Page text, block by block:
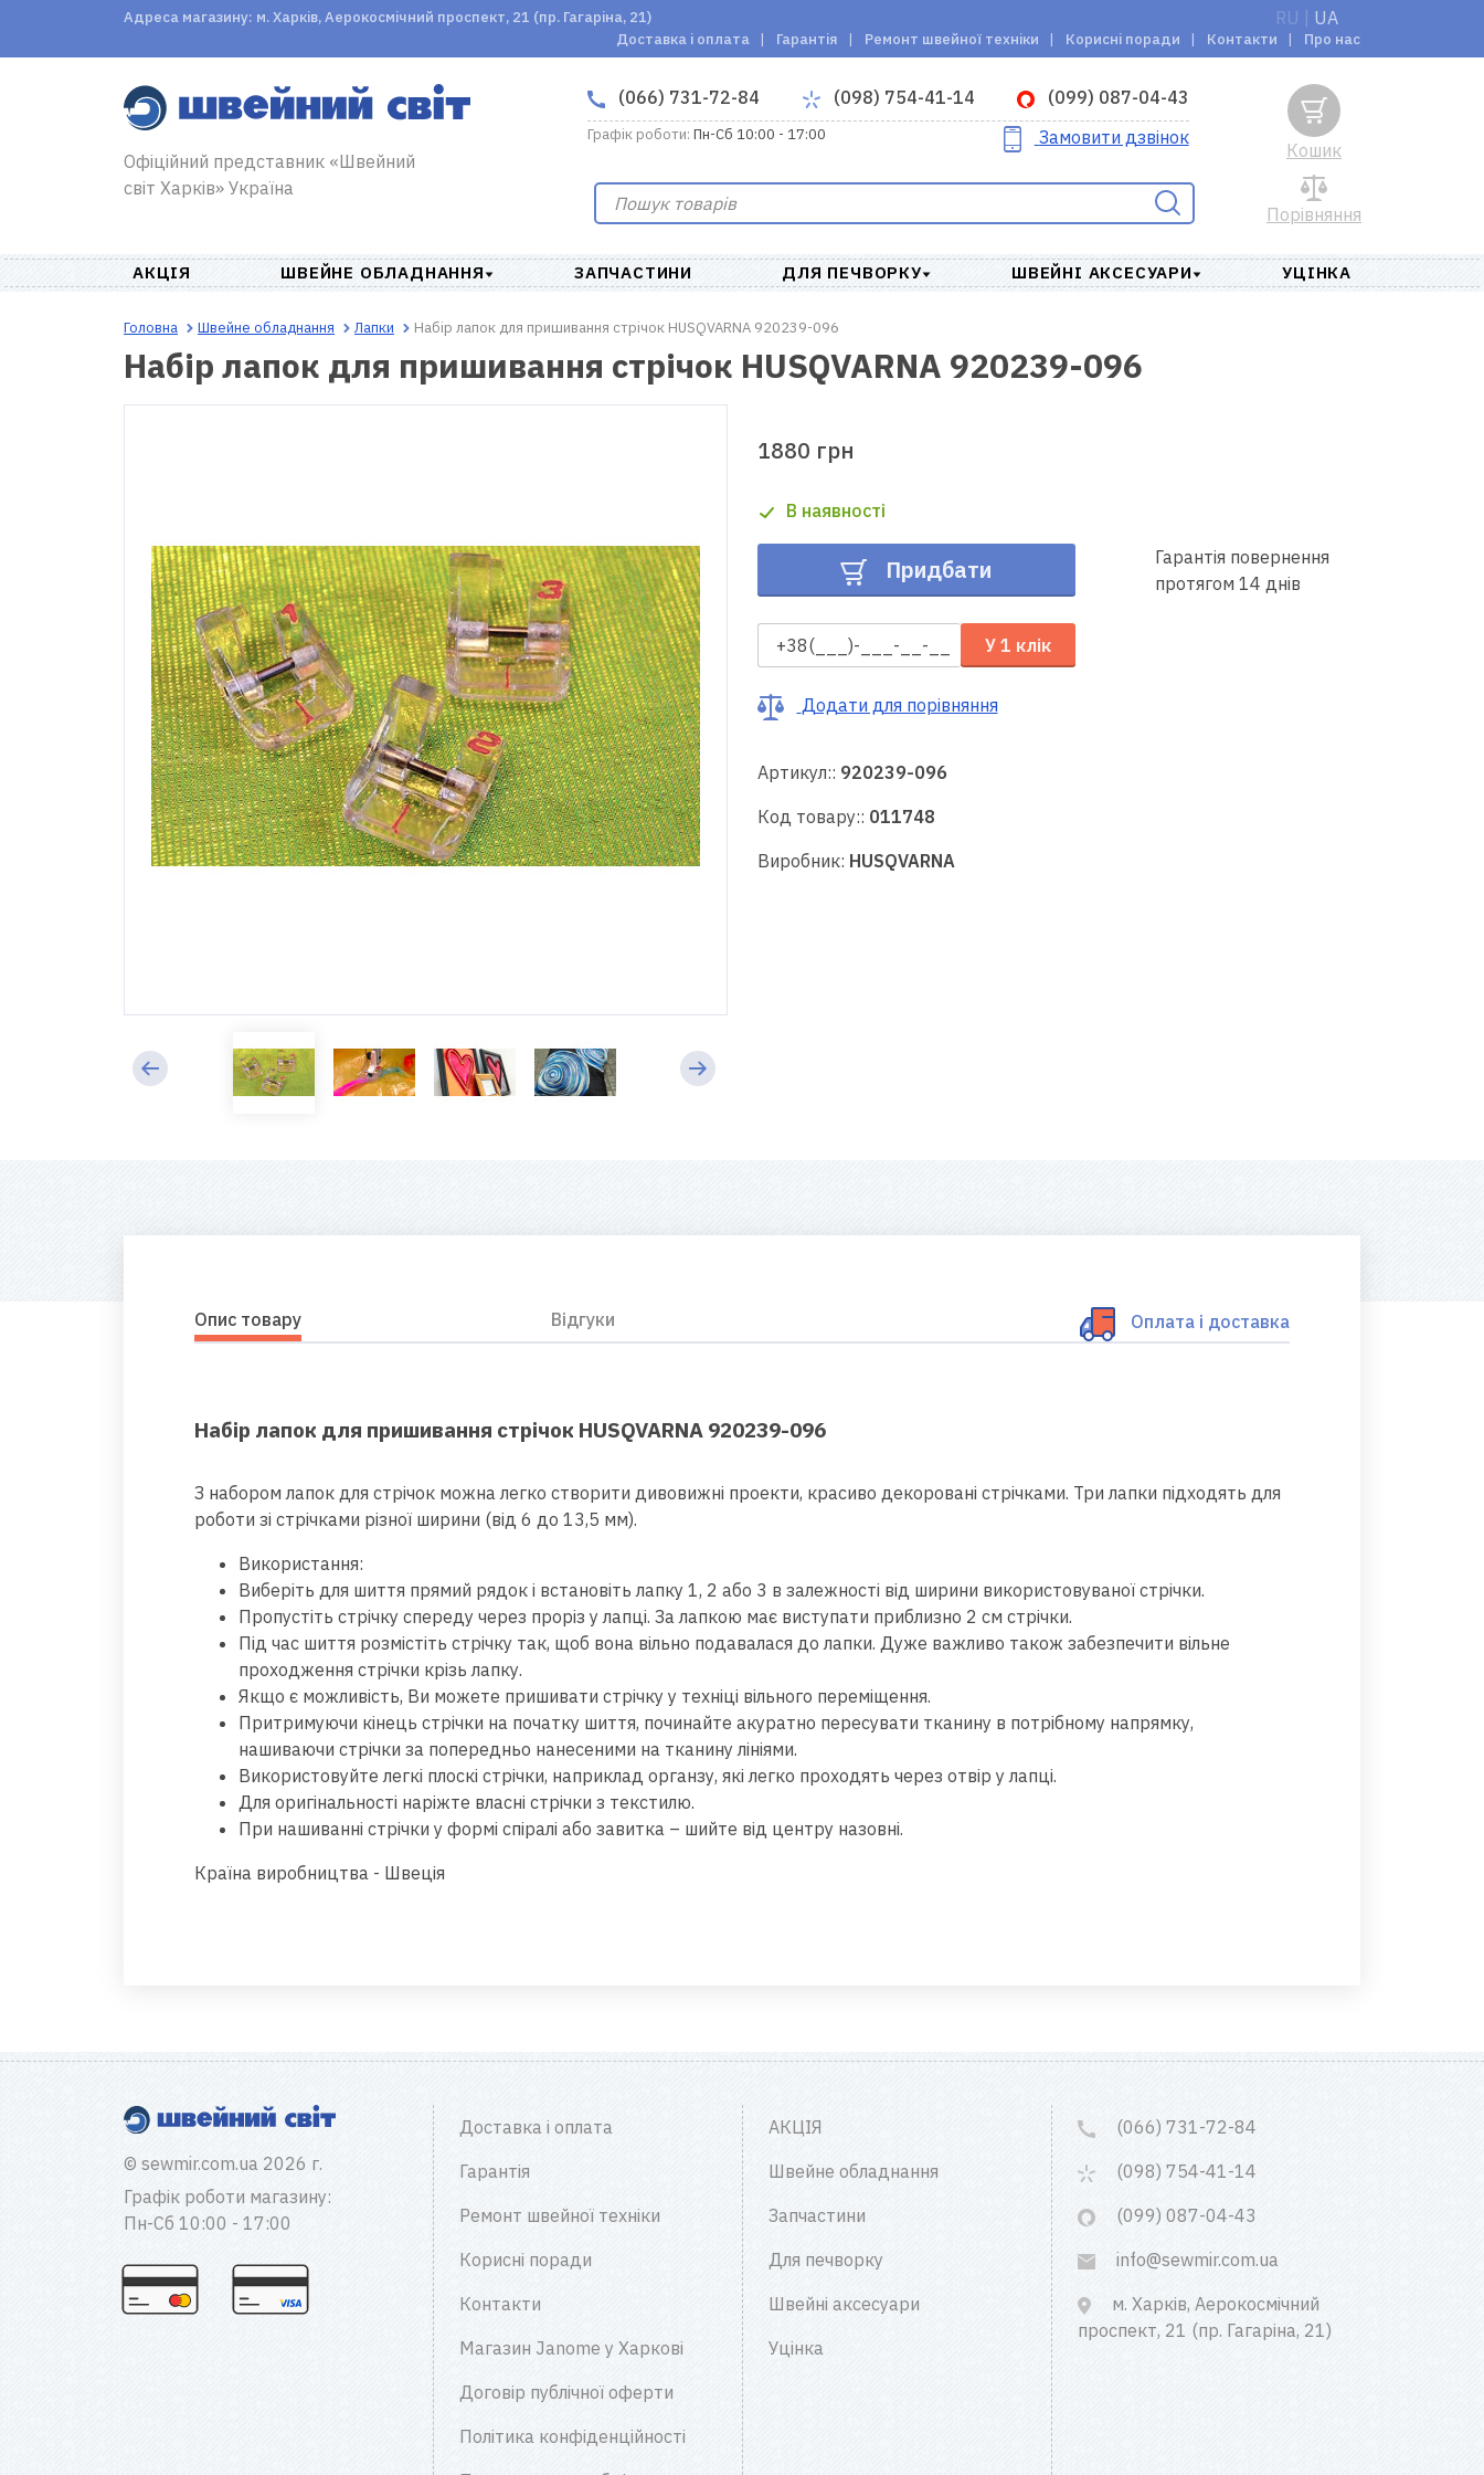
Адреса магазину: м. Харків, Аерокосмічний проспект, 21 (пр. Гагаріна, 21) RU UA
Доставка і оплата Гарантія Ремонт швейної техніки Корисні поради Контакти Про нас
Офіційний представник «Швейний
світ Харків» Україна
(066) 731-72-84 (098) 754-41-14 (099) 087-04-43
Графік роботи: Пн-Сб 10:00 - 17:00 Замовити дзвінок
Порівняння
Кошик
АКЦІЯ ШВЕЙНЕ ОБЛАДНАННЯ ЗАПЧАСТИНИ ДЛЯ ПЕЧВОРКУ ШВЕЙНІ АКСЕСУАРИ УЦІНКА
Головна Швейне обладнання Лапки Набір лапок для пришивання стрічок HUSQVARNA 920239-096
Набір лапок для пришивання стрічок HUSQVARNA 920239-096
1880 грн
В наявності
Придбати
У 1 клік
Гарантія повернення
протягом 14 днів
Додати для порівняння
Артикул:: 920239-096
Код товару:: 011748
Виробник: HUSQVARNA
Опис товару Відгуки Оплата і доставка
Набір лапок для пришивання стрічок HUSQVARNA 920239-096
З набором лапок для стрічок можна легко створити дивовижні проекти, красиво декоровані стрічками. Три лапки підходять для
роботи зі стрічками різної ширини (від 6 до 13,5 мм).
Використання:
Виберіть для шиття прямий рядок і встановіть лапку 1, 2 або 3 в залежності від ширини використовуваної стрічки.
Пропустіть стрічку спереду через проріз у лапці. За лапкою має виступати приблизно 2 см стрічки.
Під час шиття розмістіть стрічку так, щоб вона вільно подавалася до лапки. Дуже важливо також забезпечити вільне
проходження стрічки крізь лапку.
Якщо є можливість, Ви можете пришивати стрічку у техніці вільного переміщення.
Притримуючи кінець стрічки на початку шиття, починайте акуратно пересувати тканину в потрібному напрямку,
нашиваючи стрічки за попередньо нанесеними на тканину лініями.
Використовуйте легкі плоскі стрічки, наприклад органзу, які легко проходять через отвір у лапці.
Для оригінальності наріжте власні стрічки з текстилю.
При нашиванні стрічки у формі спіралі або завитка – шийте від центру назовні.
Країна виробництва - Швеція
© sewmir.com.ua 2026 г.
Графік роботи магазину:
Пн-Сб 10:00 - 17:00
Доставка і оплата
Гарантія
Ремонт швейної техніки
Корисні поради
Контакти
Магазин Janome у Харкові
Договір публічної оферти
Політика конфіденційності
АКЦІЯ
Швейне обладнання
Запчастини
Для печворку
Швейні аксесуари
Уцінка
(066) 731-72-84
(098) 754-41-14
(099) 087-04-43
info@sewmir.com.ua
м. Харків, Аерокосмічний
проспект, 21 (пр. Гагаріна, 21)